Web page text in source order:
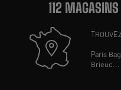
112 MAGASINS
Paris
Brieuc